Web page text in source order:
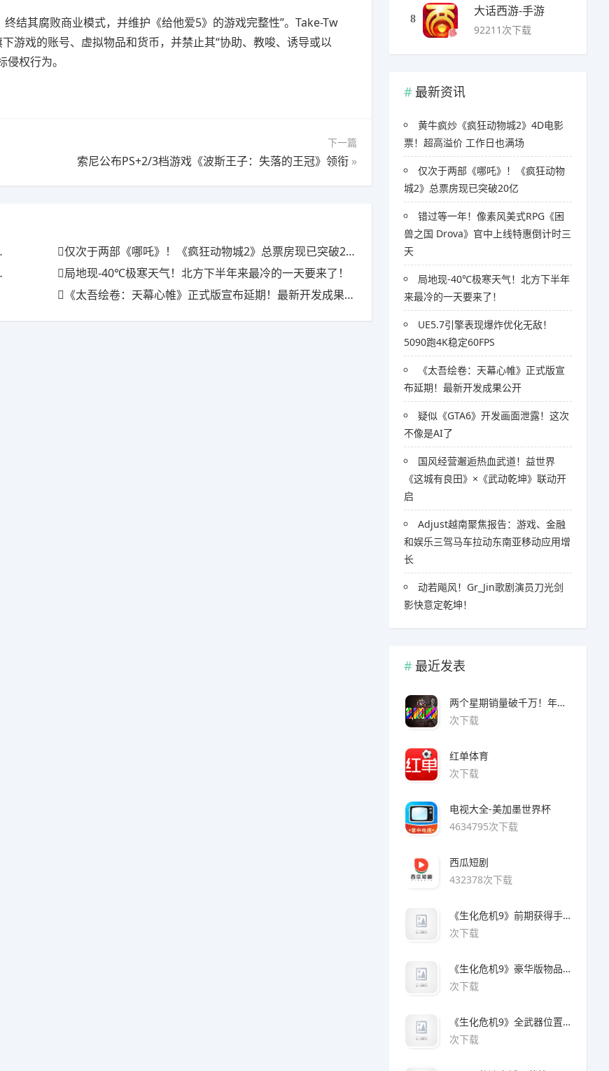
结其腐败商业模式，并维护《给他爱5》的游戏完整性”。Take-Tw
游戏的账号、虚拟物品和货币，并禁止其“协助、教唆、诱导或以
权行为。
下一篇
索尼公布PS+2/3档游戏《波斯王子：失落的王冠》领衔»
仅次于两部《哪吒》！《疯狂动物城2》总票房现已突破20亿
局地现-40℃极寒天气！北方下半年来最冷的一天要来了！
《太吾绘卷：天幕心帷》正式版宣布延期！最新开发成果公开
8
大话西游-手游
92211次下载
最新资讯
黄牛疯炒《疯狂动物城2》4D电影
票！超高溢价 工作日也满场
仅次于两部《哪吒》！《疯狂动物
城2》总票房现已突破20亿
错过等一年！像素风美式RPG《困
兽之国 Drova》官中上线特惠倒计时三
天
局地现-40℃极寒天气！北方下半年
来最冷的一天要来了！
UE5.7引擎表现爆炸优化无敌！
5090跑4K稳定60FPS
《太吾绘卷：天幕心帷》正式版宣
布延期！最新开发成果公开
疑似《GTA6》开发画面泄露！这次
不像是AI了
国风经营邂逅热血武道！益世界
《这城有良田》×《武动乾坤》联动开
启
Adjust越南聚焦报告：游戏、金融
和娱乐三驾马车拉动东南亚移动应用增
长
​​动若飚风！Gr_Jin歌剧演员刀光剑
影快意定乾坤！
最近发表
两个星期销量破千万！年度爆款诞生了 3A看了都眼红
次下载
红单体育
次下载
电视大全-美加墨世界杯
4634795次下载
西瓜短剧
432378次下载
《生化危机9》前期获得手枪方法
次下载
《生化危机9》豪华版物品领取方法
次下载
《生化危机9》全武器位置及解锁方法
次下载